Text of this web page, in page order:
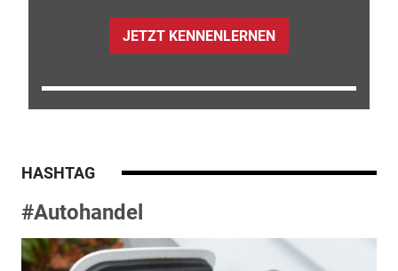
JETZT KENNENLERNEN
HASHTAG
#Autohandel